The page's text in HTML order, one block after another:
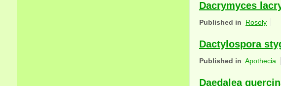
Dacrymyces
Published in Rosoly
Dactylospora
Published in Apothecia
Daedalea